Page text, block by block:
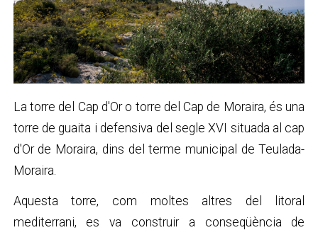
La torre del Cap d'Or o torre del Cap de Moraira, és una
torre de guaita i defensiva del segle XVI situada al cap
d'Or de Moraira, dins del terme municipal de Teulada-
Moraira.
Aquesta torre, com moltes altres del litoral
mediterrani, es va construir a conseqüència de